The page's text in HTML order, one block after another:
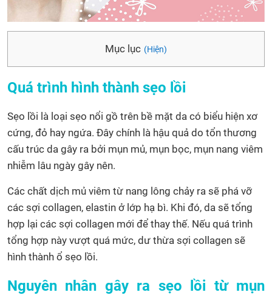
Mục lục (Hiện)
Quá trình hình thành sẹo lồi
Sẹo lồi là loại sẹo nổi gồ trên bề mặt da có biểu hiện xơ
cứng, đỏ hay ngứa. Đây chính là hậu quả do tổn thương
cấu trúc da gây ra bởi mụn mủ, mụn bọc, mụn nang viêm
nhiễm lâu ngày gây nên.
Các chất dịch mủ viêm từ nang lông chảy ra sẽ phá vỡ
các sợi collagen, elastin ở lớp hạ bì. Khi đó, da sẽ tổng
hợp lại các sợi collagen mới để thay thế. Nếu quá trình
tổng hợp này vượt quá mức, dư thừa sợi collagen sẽ
hình thành ổ sẹo lồi.
Nguyên nhân gây ra sẹo lồi từ mụn